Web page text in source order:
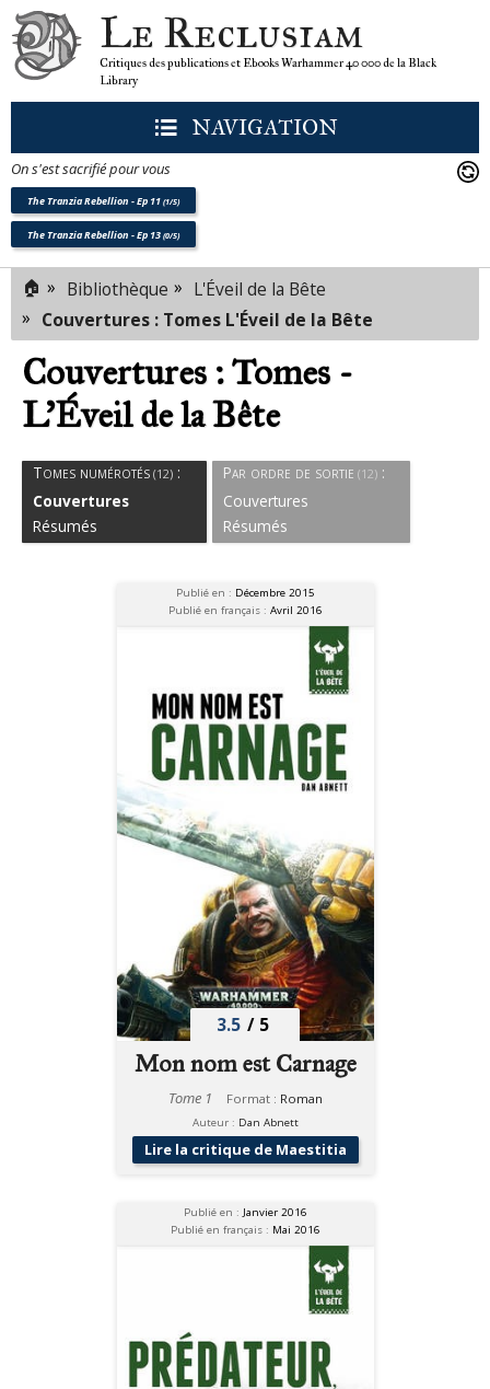
Le Reclusiam
Critiques des publications et Ebooks Warhammer 40 000 de la Black
Library
NAVIGATION
On s'est sacrifié pour vous
The Tranzia Rebellion - Ep 11 (1/5)
The Tranzia Rebellion - Ep 13 (0/5)
🏠 » Bibliothèque » L'Éveil de la Bête
» Couvertures : Tomes L'Éveil de la Bête
Couvertures : Tomes -
L'Éveil de la Bête
Tomes numérotés (12) :
Couvertures
Résumés
Par ordre de sortie (12):
Couvertures
Résumés
Romans (12)
Publié en : Décembre 2015
Publié en français : Avril 2016
3.5 / 5
Mon nom est Carnage
Tome 1 Format : Roman
Auteur : Dan Abnett
Lire la critique de Maestitia
Publié en : Janvier 2016
Publié en français : Mai 2016